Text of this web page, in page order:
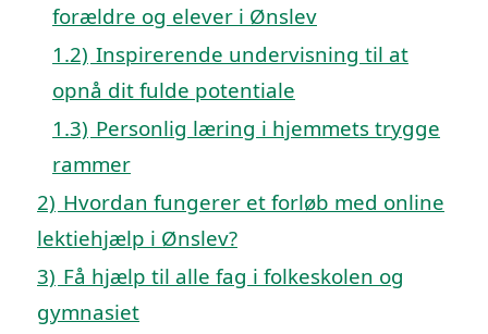
forældre og elever i Ønslev
1.2) Inspirerende undervisning til at
opnå dit fulde potentiale
1.3) Personlig læring i hjemmets trygge
rammer
2) Hvordan fungerer et forløb med online
lektiehjælp i Ønslev?
3) Få hjælp til alle fag i folkeskolen og
gymnasiet